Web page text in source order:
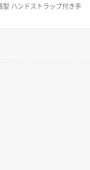
型 ハンドストラップ付き手